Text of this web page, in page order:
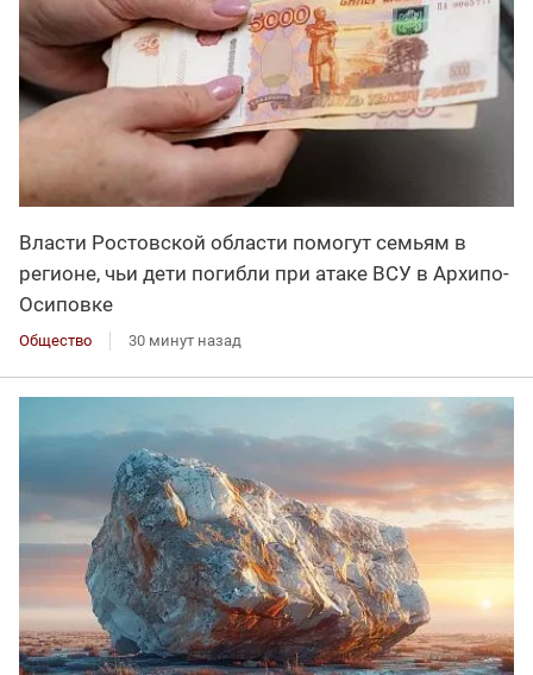
Власти Ростовской области помогут семьям в
регионе, чьи дети погибли при атаке ВСУ в Архипо-
Осиповке
Общество 30 минут назад